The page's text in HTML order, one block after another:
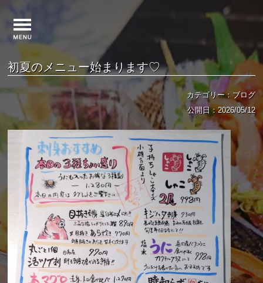
初夏のメニュー始まります♡
カテゴリー：ブログ
公開日：2026/05/12